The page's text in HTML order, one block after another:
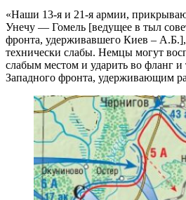
«Наши 13-я и 21-я армии,
Унечу — Гомель [ведущее в тыл
фронта, удерживавшего Киев –
технически слабы. Немцы могут
слабым местом и ударить во фланг
Западного фронта, удерживающим